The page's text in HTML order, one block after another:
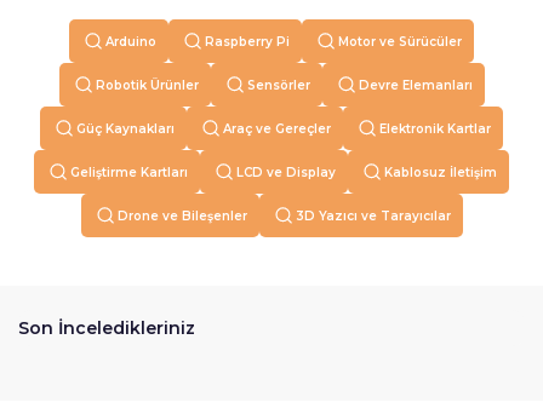
Arduino Raspberry Pi Motor ve Sürücüler
Robotik Ürünler Sensörler Devre Elemanları
Güç Kaynakları Araç ve Gereçler Elektronik Kartlar
Geliştirme Kartları LCD ve Display Kablosuz İletişim
Drone ve Bileşenler 3D Yazıcı ve Tarayıcılar
Son İnceledikleriniz